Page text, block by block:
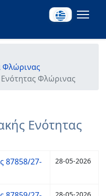
Φλώρινας
Φλώρινας
Ενότητας
87858/27-
28-05-2026